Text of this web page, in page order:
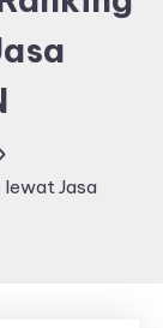
lewat Jasa